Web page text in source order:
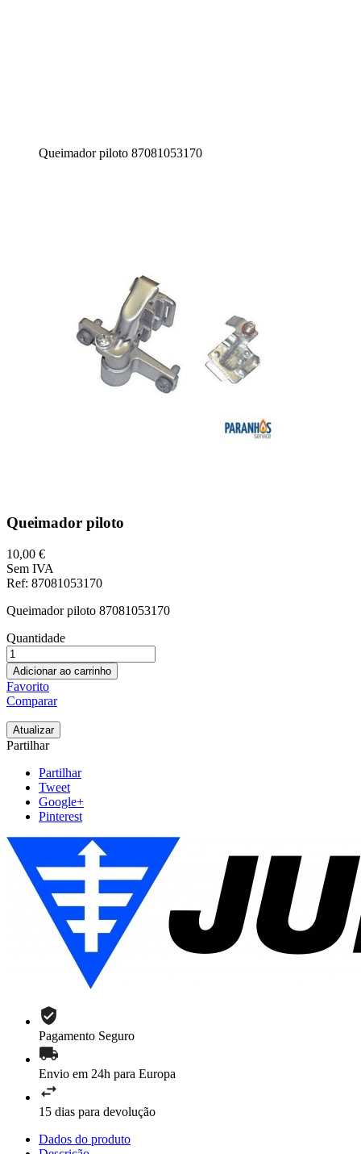
Queimador piloto 87081053170
Queimador piloto
10,00 €
Sem IVA
Ref: 87081053170
Queimador piloto 87081053170
Quantidade
Adicionar ao carrinho
Favorito
Comparar
Partilhar
Partilhar
Tweet
Google+
Pinterest
Pagamento Seguro
Envio em 24h para Europa
15 dias para devolução
Dados do produto